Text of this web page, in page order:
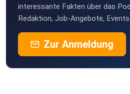
interessante Fakten über das
Redaktion, Job-Angebote,
Zur Anmeldung